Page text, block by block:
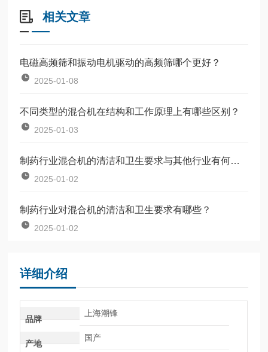
相关文章
电磁高频筛和振动电机驱动的高频筛哪个更好？
2025-01-08
不同类型的混合机在结构和工作原理上有哪些区别？
2025-01-03
制药行业混合机的清洁和卫生要求与其他行业有何不同？
2025-01-02
制药行业对混合机的清洁和卫生要求有哪些？
2025-01-02
详细介绍
品牌
上海潮锋
产地
国产